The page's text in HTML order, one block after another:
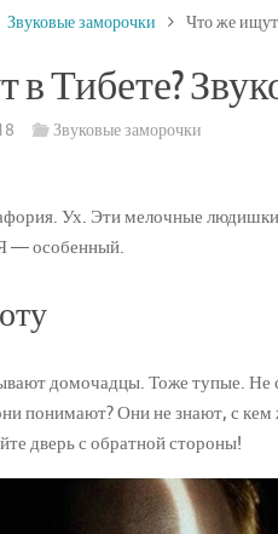
Звуковые заморочки Что же ищут
Тибете?
Звуковые заморочки
Ух. Эти мелочные
— особенный.
домочадцы. Тоже тупые. Не
понимают? Они не знают, с
дверь с обратной стороны!